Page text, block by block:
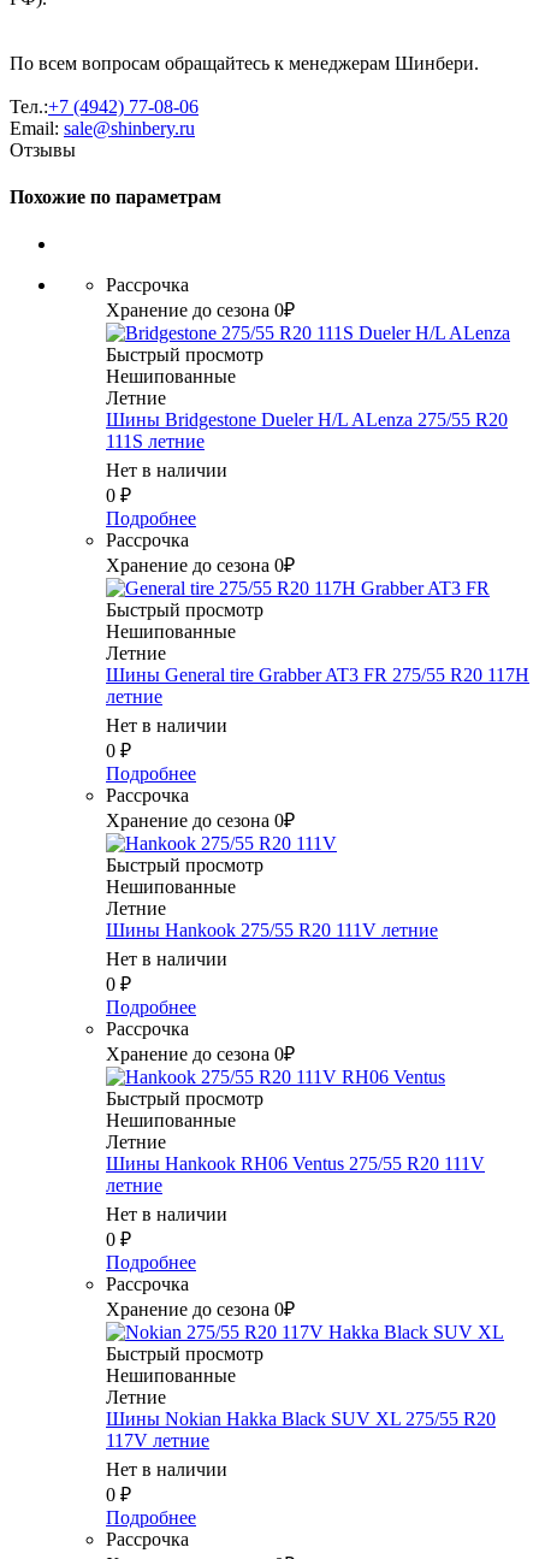
По всем вопросам обращайтесь к менеджерам Шинбери.
Тел.:+7 (4942) 77-08-06
Email: sale@shinbery.ru
Отзывы
Похожие по параметрам
Рассрочка
Хранение до сезона 0₽
Быстрый просмотр
Нешипованные
Летние
Шины Bridgestone Dueler H/L ALenza 275/55 R20
111S летние
Нет в наличии
0 ₽
Подробнее
Рассрочка
Хранение до сезона 0₽
Быстрый просмотр
Нешипованные
Летние
Шины General tire Grabber AT3 FR 275/55 R20 117H
летние
Нет в наличии
0 ₽
Подробнее
Рассрочка
Хранение до сезона 0₽
Быстрый просмотр
Нешипованные
Летние
Шины Hankook 275/55 R20 111V летние
Нет в наличии
0 ₽
Подробнее
Рассрочка
Хранение до сезона 0₽
Быстрый просмотр
Нешипованные
Летние
Шины Hankook RH06 Ventus 275/55 R20 111V
летние
Нет в наличии
0 ₽
Подробнее
Рассрочка
Хранение до сезона 0₽
Быстрый просмотр
Нешипованные
Летние
Шины Nokian Hakka Black SUV XL 275/55 R20
117V летние
Нет в наличии
0 ₽
Подробнее
Рассрочка